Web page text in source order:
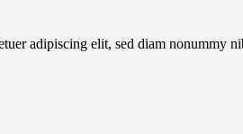
adipiscing elit, sed diam nonummy